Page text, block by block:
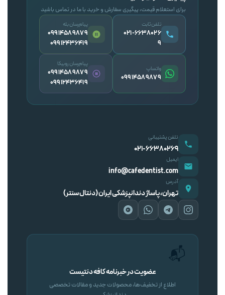
برای استعلام قیمت، پیگیری سفارش و خرید با ما در تماس باشید
تلفن ثابت
۰۲۱-۶۶۳۸۰۲۶
۹
پیام‌رسان بله
09914589879
09912436419
واتساپ
09914589879
پیام‌رسان روبیکا
09914589879
09912436419
تلفن پشتیبانی
۰۲۱-۶۶۳۸۰۲۶۹
ایمیل
info@cafedentist.com
آدرس
تهران، پاساژ دندانپزشکی ایران (دنتال سنتر)
📬
عضویت در خبرنامه کافه دنتیست
اطلاع از تخفیف‌ها، محصولات جدید و مقالات تخصصی